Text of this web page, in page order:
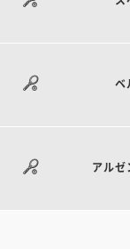
ベ
アルゼ